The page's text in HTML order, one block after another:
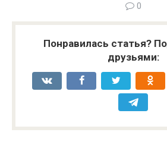
0
Понравилась статья?
друзьями: